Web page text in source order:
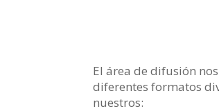
El área de difusión
diferentes formatos
nuestros: